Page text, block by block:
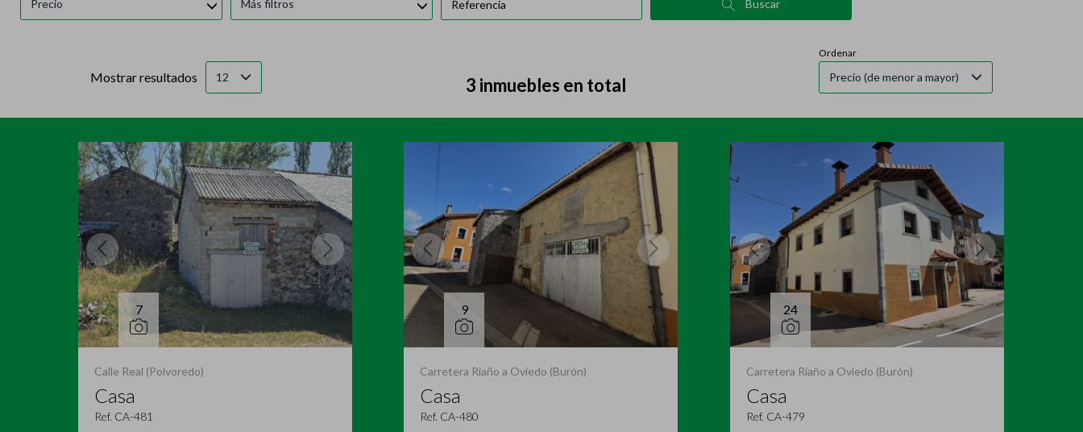
Precio Más filtros Buscar
3 inmuebles en total
Ordenar
Precio (de menor a mayor)
Mostrar resultados 12
7
Calle Real (Polvoredo)
Casa
Ref. CA-481
9
Carretera Riaño a Oviedo (Burón)
Casa
Ref. CA-480
24
Carretera Riaño a Oviedo (Burón)
Casa
Ref. CA-479